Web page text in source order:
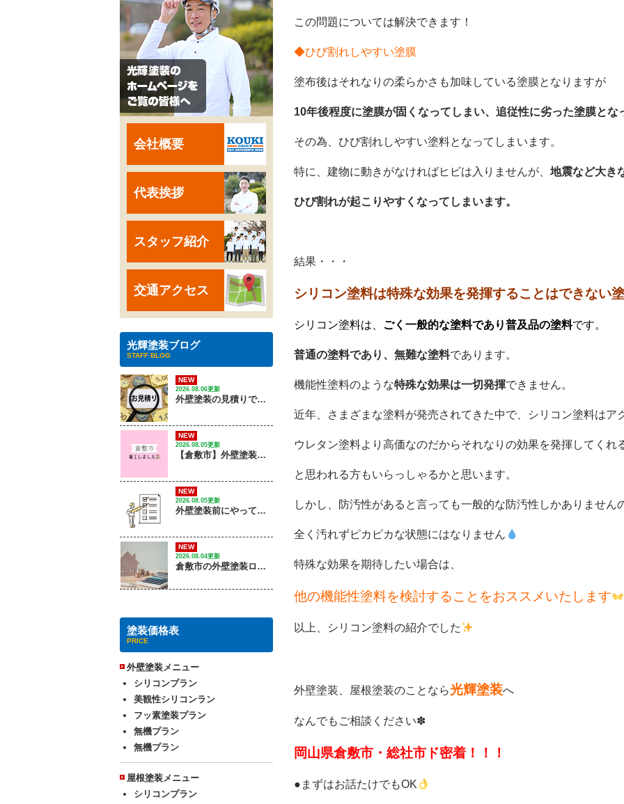
この問題については解決できます！
◆ひび割れしやすい塗膜
塗布後はそれなりの柔らかさも加味している塗膜となりますが
10年後程度に塗膜が固くなってしまい、追従性に劣った塗膜とな
その為、ひび割れしやすい塗料となってしまいます。
特に、建物に動きがなければヒビは入りませんが、 地震など大き
ひび割れが起こりやすくなってしまいます。
結果・・・
シリコン塗料は特殊な効果を発揮することはできない
シリコン塗料は、 ごく一般的な塗料であり普及品の塗料です。
普通の塗料であり、無難な塗料であります。
機能性塗料のような特殊な効果は一切発揮できません。
近年、さまざまな塗料が発売されてきた中で、シリコン塗料はア
ウレタン塗料より高価なのだからそれなりの効果を発揮してくれ
と思われる方もいらっしゃるかと思います。
しかし、防汚性があると言っても一般的な防汚性しかありません
全く汚れずピカピカな状態にはなりません
特殊な効果を期待したい場合は、
他の機能性塗料を検討することをおススメいたします
以上、シリコン塗料の紹介でした
外壁塗装、屋根塗装のことなら光輝塗装へ
なんでもご相談ください✽
岡山県倉敷市・総社市ド密着！！！
●まずはお話たけでもOK
会社概要
代表挨拶
スタッフ紹介
交通アクセス
光輝塗装ブログ
STAFF BLOG
NEW
2026.08.06更新
外壁塗装の見積りで確認するポイントは？
NEW
2026.08.05更新
【倉敷市】外壁塗装工事 / 着工しました
NEW
2026.08.05更新
外壁塗装前にやっておくこと５選！工事前に準備しておくと安心なポイントは？
NEW
2026.08.04更新
倉敷市の外壁塗装ローンで失敗しない！ 種類・金利・審査のポイントは？
塗装価格表
PRICE
外壁塗装メニュー
シリコンプラン
美観性シリコンラン
フッ素塗装プラン
無機プラン
無機プラン
屋根塗装メニュー
シリコンプラン